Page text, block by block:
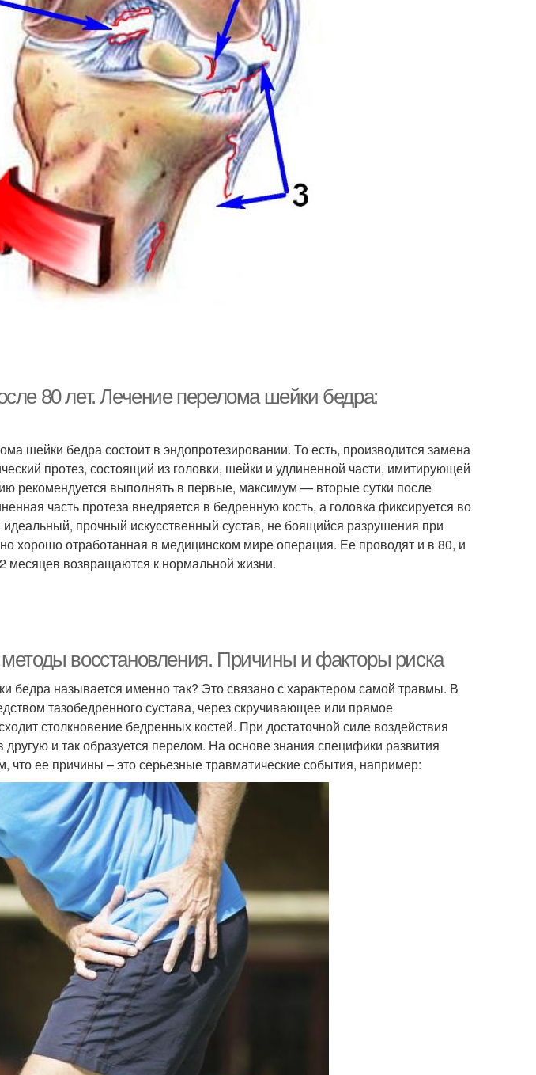
80 лет. Лечение перелома шейки бедра:
шейки бедра состоит в эндопротезировании. То есть, производится замена
протез, состоящий из головки, шейки и удлиненной части, имитирующей
рекомендуется выполнять в первые, максимум — вторые сутки после
часть протеза внедряется в бедренную кость, а головка фиксируется во
идеальный, прочный искусственный сустав, не боящийся разрушения при
хорошо отработанная в медицинском мире операция. Ее проводят и в 80, и
месяцев возвращаются к нормальной жизни.
восстановления. Причины и факторы риска
бедра называется именно так? Это связано с характером самой травмы. В
тазобедренного сустава, через скручивающее или прямое
столкновение бедренных костей. При достаточной силе воздействия
другую и так образуется перелом. На основе знания специфики развития
ее причины – это серьезные травматические события, например: